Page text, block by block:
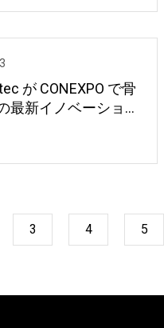
が CONEXPO で骨
最新イノベーション
3 4 5